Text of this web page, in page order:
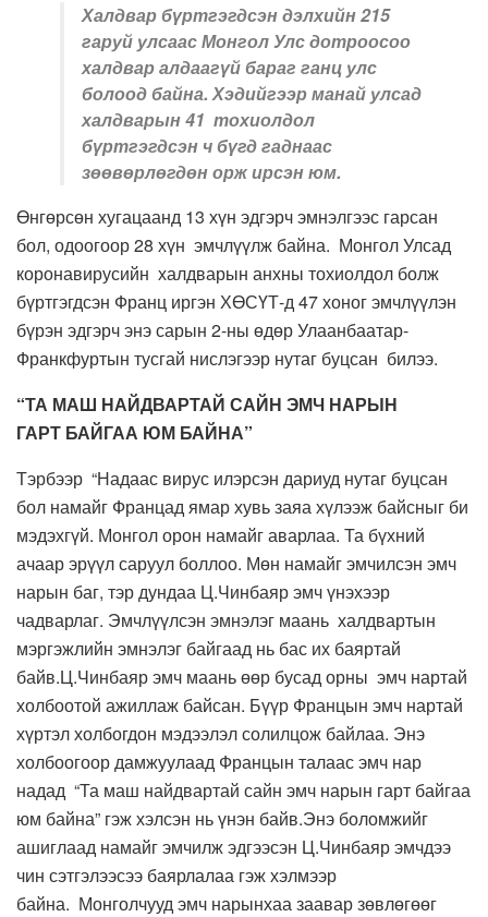
Халдвар бүртгэгдсэн дэлхийн 215
гаруй улсаас Монгол Улс дотроосоо
халдвар алдаагүй бараг ганц улс
болоод байна. Хэдийгээр манай улсад
халдварын 41 тохиолдол
бүртгэгдсэн ч бүгд гаднаас
зөөвөрлөгдөн орж ирсэн юм.
Өнгөрсөн хугацаанд 13 хүн эдгэрч эмнэлгээс гарсан
бол, одоогоор 28 хүн эмчлүүлж байна. Монгол Улсад
коронавирусийн халдварын анхны тохиолдол болж
бүртгэгдсэн Франц иргэн ХӨСҮТ-д 47 хоног эмчлүүлэн
бүрэн эдгэрч энэ сарын 2-ны өдөр Улаанбаатар-
Франкфуртын тусгай нислэгээр нутаг буцсан билээ.
“ТА МАШ НАЙДВАРТАЙ САЙН ЭМЧ НАРЫН
ГАРТ БАЙГАА ЮМ БАЙНА”
Тэрбээр “Надаас вирус илэрсэн дариуд нутаг буцсан
бол намайг Францад ямар хувь заяа хүлээж байсныг би
мэдэхгүй. Монгол орон намайг аварлаа. Та бүхний
ачаар эрүүл саруул боллоо. Мөн намайг эмчилсэн эмч
нарын баг, тэр дундаа Ц.Чинбаяр эмч үнэхээр
чадварлаг. Эмчлүүлсэн эмнэлэг маань халдвартын
мэргэжлийн эмнэлэг байгаад нь бас их баяртай
байв.Ц.Чинбаяр эмч маань өөр бусад орны эмч нартай
холбоотой ажиллаж байсан. Бүүр Францын эмч нартай
хүртэл холбогдон мэдээлэл солилцож байлаа. Энэ
холбоогоор дамжуулаад Францын талаас эмч нар
надад “Та маш найдвартай сайн эмч нарын гарт байгаа
юм байна” гэж хэлсэн нь үнэн байв.Энэ боломжийг
ашиглаад намайг эмчилж эдгээсэн Ц.Чинбаяр эмчдээ
чин сэтгэлээсээ баярлалаа гэж хэлмээр
байна. Монголчууд эмч нарынхаа заавар зөвлөгөөг